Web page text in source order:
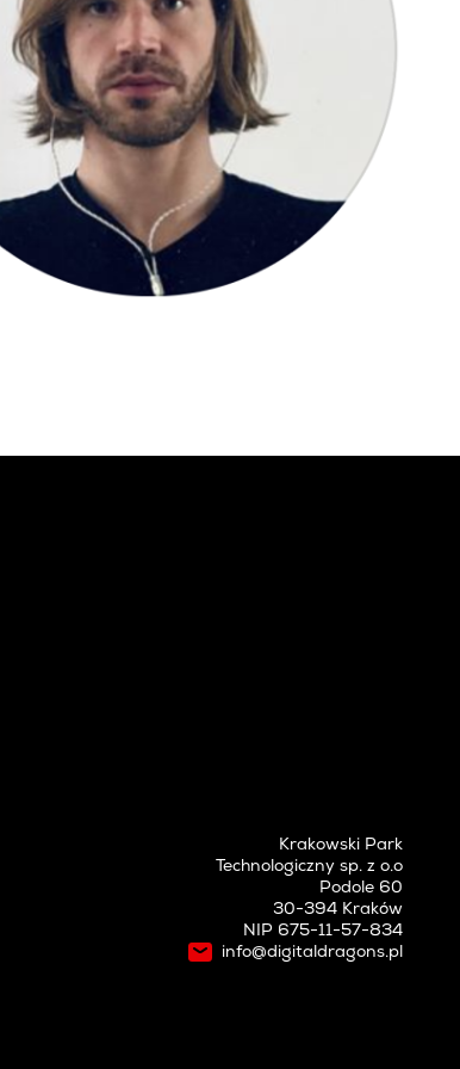
Krakowski Park
Technologiczny sp. z o.o
Podole 60
30-394 Kraków
NIP 675-11-57-834
info@digitaldragons.pl